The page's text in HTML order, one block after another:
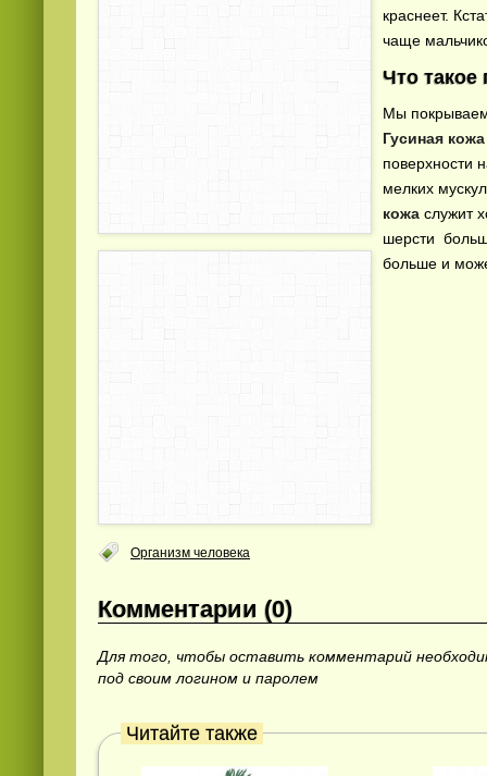
краснеет.
чаще
Что такое
Мы
Гусиная кожа
поверхности
мелких
кожа служит
шерсти
больше и
Организм человека
Комментарии (0)
Для того, чтобы оставить комментарий
под своим логином и паролем
Читайте также